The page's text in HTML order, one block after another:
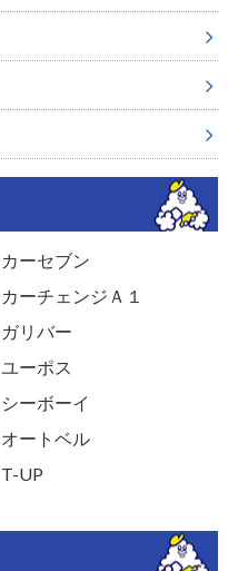
カーセブン
カーチェンジＡ１
ガリバー
ユーポス
シーボーイ
オートベル
T-UP